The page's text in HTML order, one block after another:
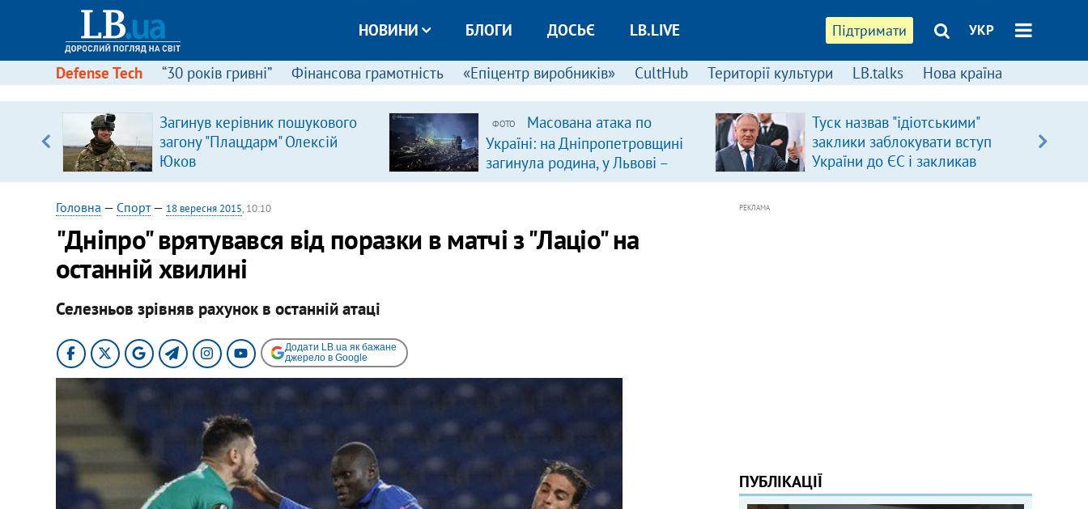
Підтримати УКР
НОВИНИ БЛОГИ ДОСЬЄ LB.LIVE
Defense Tech “30 років гривні” Фінансова грамотність «Епіцентр виробників» CultHub Території культури LB.talks Нова країна
Загинув керівник пошукового
загону "Плацдарм" Олексій
Юков
ФОТО
Масована атака по
Україні: на Дніпропетровщині
загинула родина, у Львові –
удар по багатоповерхівках
Туск назвав "ідіотськими"
заклики заблокувати вступ
України до ЄС і закликав
припинити антиукраїнську
Головна — Спорт— 18 вересня 2015, 10:10
"Дніпро" врятувався від поразки в матчі з "Лаціо" на
останній хвилині
Селезньов зрівняв рахунок в останній атаці
Додати LB.ua як бажане
джерело в Google
РЕКЛАМА
ПУБЛІКАЦІЇ